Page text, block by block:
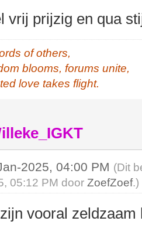
vrij prijzig en qua
of others,
blooms, forums unite,
love takes flight.
2025, 04:00 PM (Dit
05:12 PM doorZoefZoef.)
vooral